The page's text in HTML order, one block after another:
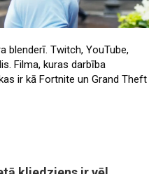
blenderī. Twitch, YouTube,
Filma, kuras darbība
ir kā Fortnite un Grand Theft